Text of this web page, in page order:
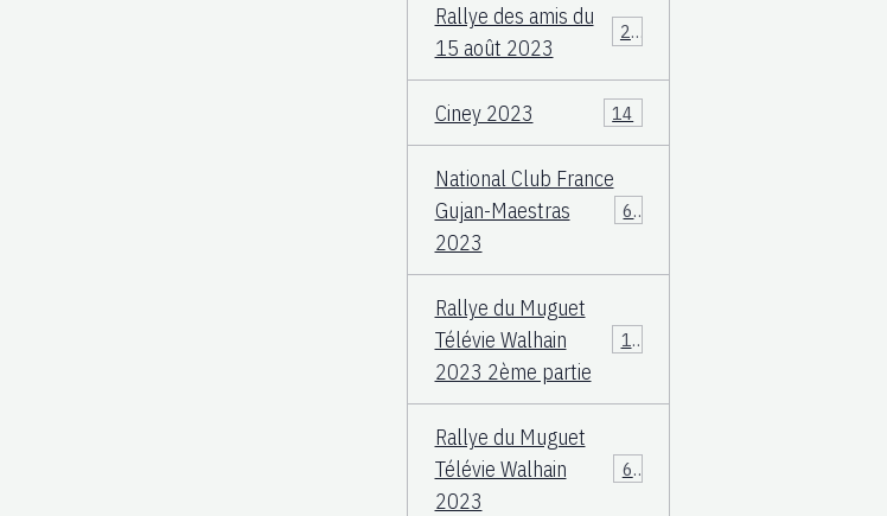
Rallye des amis du
15 août 2023
25
Ciney 2023 14
National Club France
Gujan-Maestras
2023
64
Rallye du Muguet
Télévie Walhain
2023 2ème partie
135
Rallye du Muguet
Télévie Walhain
2023
60